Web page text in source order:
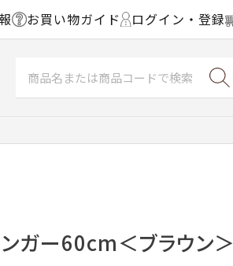
お買い物ガイド ログイン・登録
ガー60cm＜ブラウン＞